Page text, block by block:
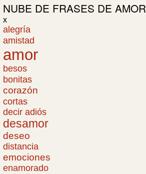
NUBE DE FRASES DE AMOR
x
alegría
amistad
amor
besos
bonitas
corazón
cortas
decir adiós
desamor
deseo
distancia
emociones
enamorado